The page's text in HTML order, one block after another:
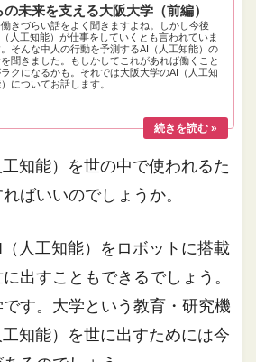
の未来を支える大阪大学（前編）
きづらい話をよく聞きますよね。しかし今後
人工知能）が仕事をしていくとも言われていま
そんな中人の行動を予測するAI（人工知能）の
聞きました。もしかしてこれがあれば働くこと
クになるかも。それでは大阪大学のAI（人工知
についてお話します。
知能）を世の中で使われるた
ばいいのでしょうか。
人工知能）をロボットに搭載
出すこともできるでしょう。
す。大学という教育・研究機
知能）を世に出すためには今